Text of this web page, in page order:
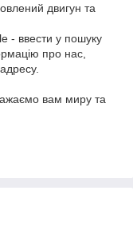
двигун та
- ввести у пошуку
про нас,
вам миру та